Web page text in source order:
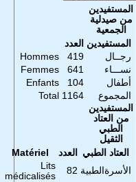
المستفيدين
من صيدلية
الجمعية
المستفيدين العدد
رجــال
419
Hommes
نســـاء
641
Femmes
أطفال
104
Enfants
المجموع
1164
Total
المستفيدين
من العتاد
الطبي
الثقيل
العتاد الطبي
العدد
Matériel
الأسرةالطبية 82
Lits
médicalisés